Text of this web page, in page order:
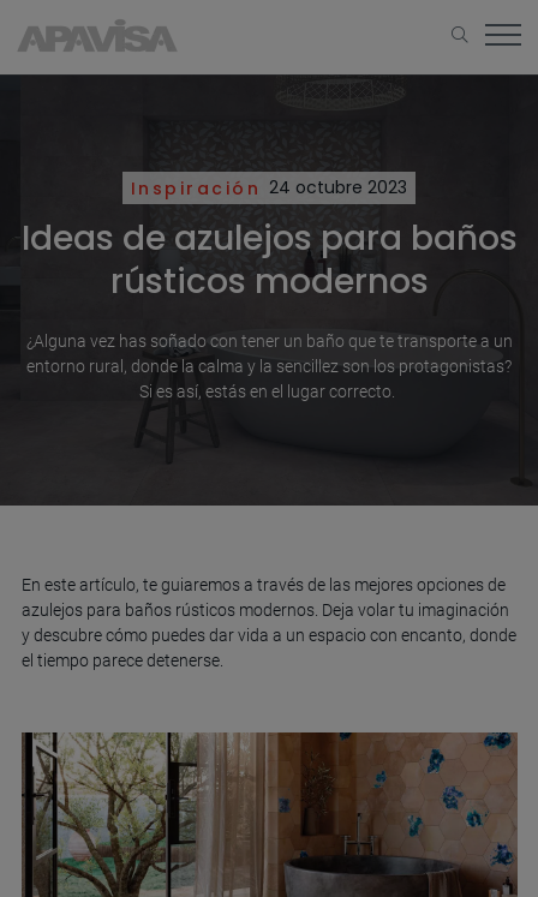
Inspiración 24 octubre 2023
Ideas de azulejos para baños
rústicos modernos
¿Alguna vez has soñado con tener un baño que te transporte a un
entorno rural, donde la calma y la sencillez son los protagonistas?
Si es así, estás en el lugar correcto.
En este artículo, te guiaremos a través de las mejores opciones de
azulejos para baños rústicos modernos. Deja volar tu imaginación
y descubre cómo puedes dar vida a un espacio con encanto, donde
el tiempo parece detenerse.